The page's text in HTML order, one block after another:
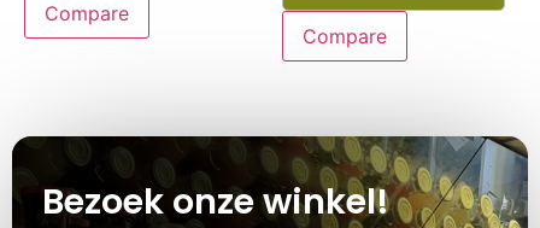
Compare
Compare
Bezoek onze winkel!